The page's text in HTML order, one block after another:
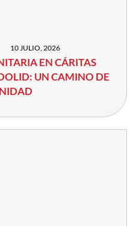
10 JULIO, 2026
EN CÁRITAS
UN CAMINO DE